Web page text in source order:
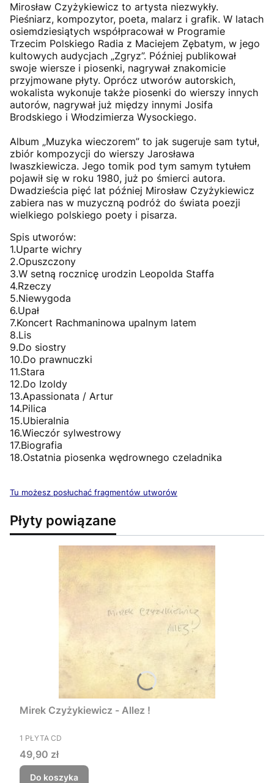
Mirosław Czyżykiewicz to artysta niezwykły.
Pieśniarz, kompozytor, poeta, malarz i grafik. W latach
osiemdziesiątych współpracował w Programie
Trzecim Polskiego Radia z Maciejem Zębatym, w jego
kultowych audycjach „Zgryz”. Później publikował
swoje wiersze i piosenki, nagrywał znakomicie
przyjmowane płyty. Oprócz utworów autorskich,
wokalista wykonuje także piosenki do wierszy innych
autorów, nagrywał już między innymi Josifa
Brodskiego i Włodzimierza Wysockiego.
Album „Muzyka wieczorem” to jak sugeruje sam tytuł,
zbiór kompozycji do wierszy Jarosława
Iwaszkiewicza. Jego tomik pod tym samym tytułem
pojawił się w roku 1980, już po śmierci autora.
Dwadzieścia pięć lat później Mirosław Czyżykiewicz
zabiera nas w muzyczną podróż do świata poezji
wielkiego polskiego poety i pisarza.
Spis utworów:
1.Uparte wichry
2.Opuszczony
3.W setną rocznicę urodzin Leopolda Staffa
4.Rzeczy
5.Niewygoda
6.Upał
7.Koncert Rachmaninowa upalnym latem
8.Lis
9.Do siostry
10.Do prawnuczki
11.Stara
12.Do Izoldy
13.Apassionata / Artur
14.Pilica
15.Ubieralnia
16.Wieczór sylwestrowy
17.Biografia
18.Ostatnia piosenka wędrownego czeladnika
Tu możesz posłuchać fragmentów utworów
Płyty powiązane
Mirek Czyżykiewicz - Allez !
PRODUCENT
1 PŁYTA CD
Cena
49,90 zł
Do koszyka